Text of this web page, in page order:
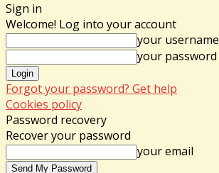
Sign in
Welcome! Log into your account
your username
your password
Forgot your password? Get help
Cookies policy
Password recovery
Recover your password
your email